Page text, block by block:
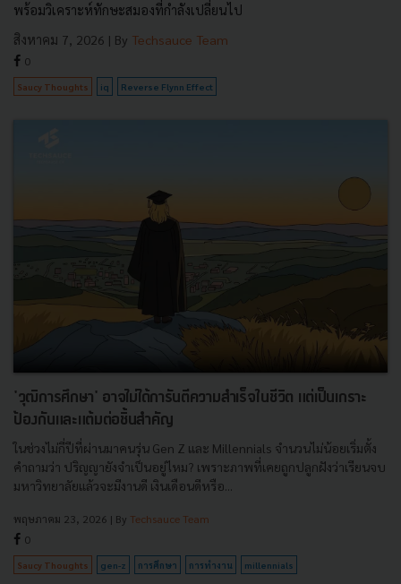
พร้อมวิเคราะห์ทักษะสมองที่กำลังเปลี่ยนไป
สิงหาคม 7, 2026 | By Techsauce Team
0
Saucy Thoughts iq Reverse Flynn Effect
'วุฒิการศึกษา' อาจไม่ได้การันตีความสำเร็จในชีวิต แต่เป็นเกราะ
ป้องกันและแต้มต่อชิ้นสำคัญ
ในช่วงไม่กี่ปีที่ผ่านมาคนรุ่น Gen Z และ Millennials จำนวนไม่น้อยเริ่มตั้ง
คำถามว่า ปริญญายังจำเป็นอยู่ไหม? เพราะภาพที่เคยถูกปลูกฝังว่าเรียนจบ
มหาวิทยาลัยแล้วจะมีงานดี เงินเดือนดีหรือ...
พฤษภาคม 23, 2026 | By Techsauce Team
0
Saucy Thoughts gen-z การศึกษา การทำงาน millennials